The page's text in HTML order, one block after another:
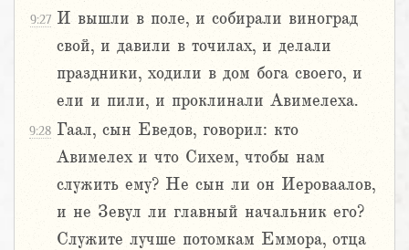
9:27 И вышли в поле, и собирали виноград
свой, и давили в точилах, и делали
праздники, ходили в дом бога своего, и
ели и пили, и проклинали Авимелеха.
9:28 Гаал, сын Еведов, говорил: кто
Авимелех и что Сихем, чтобы нам
служить ему? Не сын ли он Иероваалов,
и не Зевул ли главный начальник его?
Служите лучше потомкам Еммора, отца